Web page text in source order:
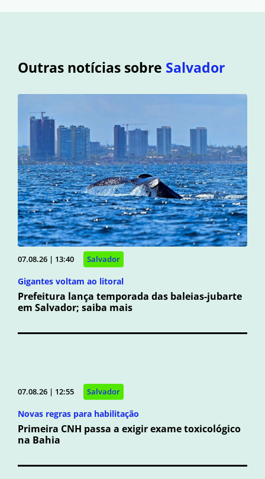
Outras notícias sobre Salvador
07.08.26 | 13:40 Salvador
Gigantes voltam ao litoral
Prefeitura lança temporada das baleias-jubarte
em Salvador; saiba mais
07.08.26 | 12:55 Salvador
Novas regras para habilitação
Primeira CNH passa a exigir exame toxicológico
na Bahia